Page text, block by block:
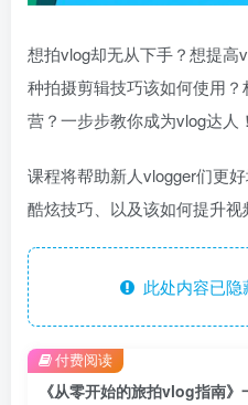
想拍vlog却无从下手？想提高
种拍摄剪辑技巧该如何使用
营？一步步教你成为vlog达人！
课程将帮助新人vlogger们更
酷炫技巧、以及该如何提升视
此处内容已隐
付费阅读